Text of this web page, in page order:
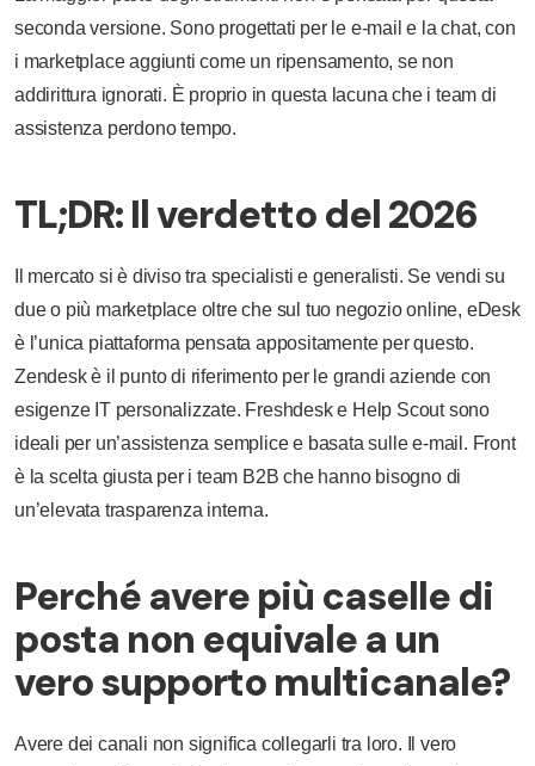
seconda versione. Sono progettati per le e-mail e la chat, con
i marketplace aggiunti come un ripensamento, se non
addirittura ignorati. È proprio in questa lacuna che i team di
assistenza perdono tempo.
TL;DR: Il verdetto del 2026
Il mercato si è diviso tra specialisti e generalisti. Se vendi su
due o più marketplace oltre che sul tuo negozio online, eDesk
è l’unica piattaforma pensata appositamente per questo.
Zendesk è il punto di riferimento per le grandi aziende con
esigenze IT personalizzate. Freshdesk e Help Scout sono
ideali per un’assistenza semplice e basata sulle e-mail. Front
è la scelta giusta per i team B2B che hanno bisogno di
un’elevata trasparenza interna.
Perché avere più caselle di
posta non equivale a un
vero supporto multicanale?
Avere dei canali non significa collegarli tra loro. Il vero